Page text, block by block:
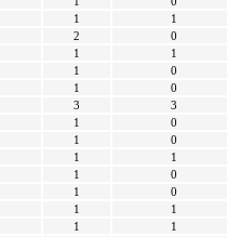
1
1
2
0
1
1
1
0
1
0
3
3
1
0
1
0
1
1
1
0
1
0
1
1
1
1